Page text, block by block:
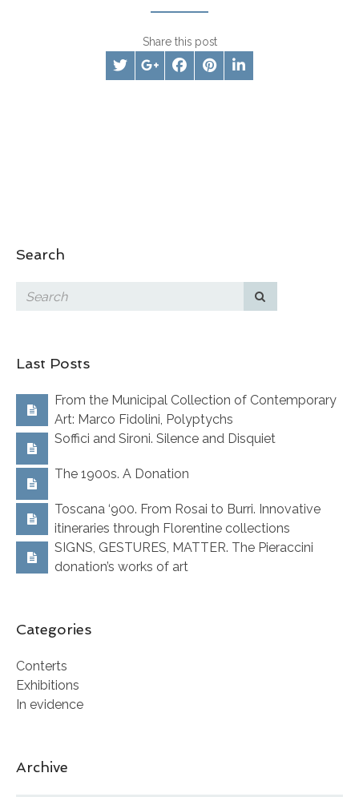
Share this post
Search
Last Posts
From the Municipal Collection of Contemporary
Art: Marco Fidolini, Polyptychs
Soffici and Sironi. Silence and Disquiet
The 1900s. A Donation
Toscana ‘900. From Rosai to Burri. Innovative
itineraries through Florentine collections
SIGNS, GESTURES, MATTER. The Pieraccini
donation’s works of art
Categories
Conterts
Exhibitions
In evidence
Archive